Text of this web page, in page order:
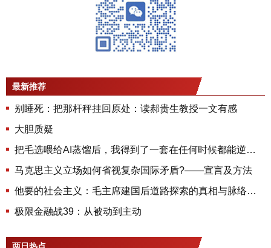
最新推荐
别睡死：把那杆秤挂回原处：读郝贵生教授一文有感
大胆质疑
把毛选喂给AI蒸馏后，我得到了一套在任何时候都能逆风翻盘的实操手册
马克思主义立场如何省视复杂国际矛盾?——宣言及方法
他要的社会主义：毛主席建国后道路探索的真相与脉络（3）——实践检验与理论升华
极限金融战39：从被动到主动